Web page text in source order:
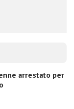
arrestato per